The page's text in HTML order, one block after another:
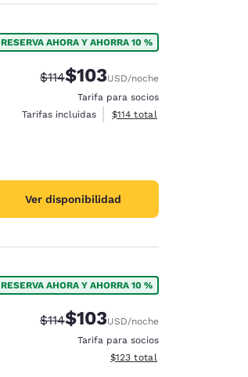
RESERVA AHORA Y AHORRA 10 %
Precio tachado:
$114Precio con descuento:
$103USD/noche
Tarifa para socios
Tarifas incluidas
Ver detalles del total
$114 total
Ver disponibilidad
RESERVA AHORA Y AHORRA 10 %
Precio tachado:
$114Precio con descuento:
$103USD/noche
Tarifa para socios
Ver detalles del total
$123 total